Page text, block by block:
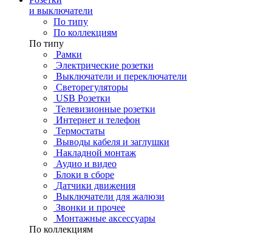
и выключатели
По типу
По коллекциям
По типу
Рамки
Электрические розетки
Выключатели и переключатели
Светорегуляторы
USB Розетки
Телевизионные розетки
Интернет и телефон
Термостаты
Выводы кабеля и заглушки
Накладной монтаж
Аудио и видео
Блоки в сборе
Датчики движения
Выключатели для жалюзи
Звонки и прочее
Монтажные аксессуары
По коллекциям